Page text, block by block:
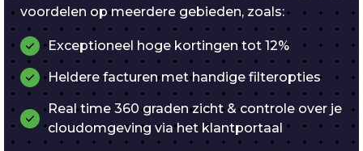
voordelen op meerdere gebieden, zoals:
Exceptioneel hoge kortingen tot 12%
Heldere facturen met handige filteropties
Real time 360 graden zicht & controle over je
cloudomgeving via het klantportaal